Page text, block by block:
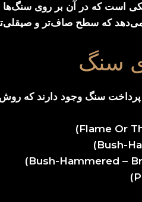
است که در آن بر روی سنگ‌ها
می‌دهد که سطح صاف‌تر و
سنگ
سنگ وجود دارند که روش